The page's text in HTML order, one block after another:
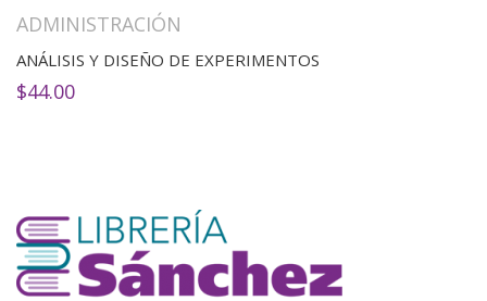
ADMINISTRACIÓN
ANÁLISIS Y DISEÑO DE EXPERIMENTOS
$44.00